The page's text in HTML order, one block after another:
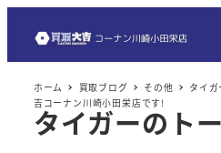
ホーム 買取ブログ その他
タイ
吉コーナン川崎小田栄店です!
タイガーのト